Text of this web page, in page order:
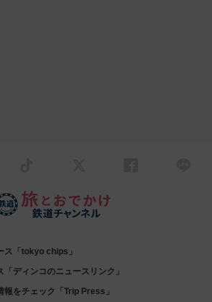
ス「tokyo chips」
ディンコのニュースリンク」
報をチェック「Trip Press」